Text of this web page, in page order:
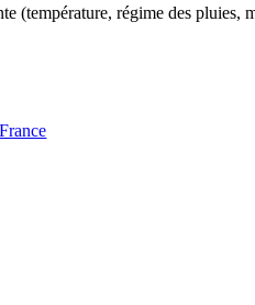
(température, régime des pluies,